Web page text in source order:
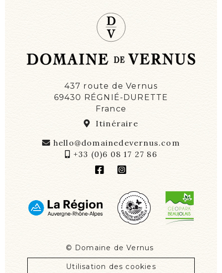
437 route de Vernus
69430 RÉGNIÉ-DURETTE
France
Itinéraire
hello@domainedevernus.com
+33 (0)6 08 17 27 86
© Domaine de Vernus
Utilisation des cookies